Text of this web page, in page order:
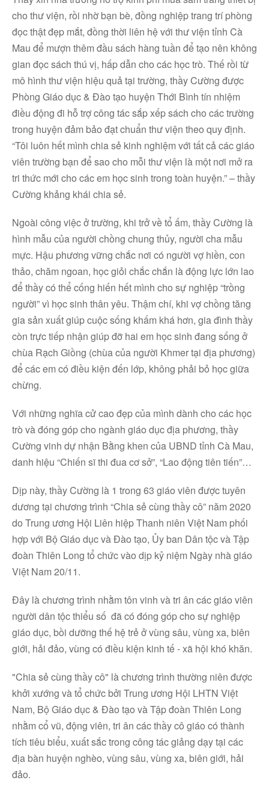
cho thư viện, rồi nhờ bạn bè, đồng nghiệp trang trí phòng
đọc thật đẹp mắt, đồng thời liên hệ với thư viện tỉnh Cà
Mau để mượn thêm đầu sách hàng tuần để tạo nên không
gian đọc sách thú vị, hấp dẫn cho các học trò. Thế rồi từ
mô hình thư viện hiệu quả tại trường, thầy Cường được
Phòng Giáo dục & Đào tạo huyện Thới Bình tín nhiệm
điều động đi hỗ trợ công tác sắp xếp sách cho các trường
trong huyện đảm bảo đạt chuẩn thư viện theo quy định.
“Tôi luôn hết mình chia sẻ kinh nghiệm với tất cả các giáo
viên trường bạn để sao cho mỗi thư viện là một nơi mở ra
tri thức mới cho các em học sinh trong toàn huyện.” – thầy
Cường khảng khái chia sẻ.
Ngoài công việc ở trường, khi trở về tổ ấm, thầy Cường là
hình mẫu của người chồng chung thủy, người cha mẫu
mực. Hậu phương vững chắc nơi có người vợ hiền, con
thảo, chăm ngoan, học giỏi chắc chắn là động lực lớn lao
để thầy có thể cống hiến hết mình cho sự nghiệp “trồng
người” vì học sinh thân yêu. Thậm chí, khi vợ chồng tăng
gia sản xuất giúp cuộc sống khấm khá hơn, gia đình thầy
còn trực tiếp nhận giúp đỡ hai em học sinh đang sống ở
chùa Rạch Giồng (chùa của người Khmer tại địa phương)
để các em có điều kiện đến lớp, không phải bỏ học giữa
chừng.
Với những nghĩa cử cao đẹp của mình dành cho các học
trò và đóng góp cho ngành giáo dục địa phương, thầy
Cường vinh dự nhận Bằng khen của UBND tỉnh Cà Mau,
danh hiệu “Chiến sĩ thi đua cơ sở”, “Lao động tiên tiến”…
Dịp này, thầy Cường là 1 trong 63 giáo viên được tuyên
dương tại chương trình “Chia sẻ cùng thầy cô” năm 2020
do Trung ương Hội Liên hiệp Thanh niên Việt Nam phối
hợp với Bộ Giáo dục và Đào tạo, Ủy ban Dân tộc và Tập
đoàn Thiên Long tổ chức vào dịp kỷ niệm Ngày nhà giáo
Việt Nam 20/11.
Đây là chương trình nhằm tôn vinh và tri ân các giáo viên
người dân tộc thiểu số đã có đóng góp cho sự nghiệp
giáo dục, bồi dưỡng thế hệ trẻ ở vùng sâu, vùng xa, biên
giới, hải đảo, vùng có điều kiện kinh tế - xã hội khó khăn.
"Chia sẻ cùng thầy cô" là chương trình thường niên được
khởi xướng và tổ chức bởi Trung ương Hội LHTN Việt
Nam, Bộ Giáo dục & Đào tạo và Tập đoàn Thiên Long
nhằm cổ vũ, động viên, tri ân các thầy cô giáo có thành
tích tiêu biểu, xuất sắc trong công tác giảng dạy tại các
địa bàn huyện nghèo, vùng sâu, vùng xa, biên giới, hải
đảo.